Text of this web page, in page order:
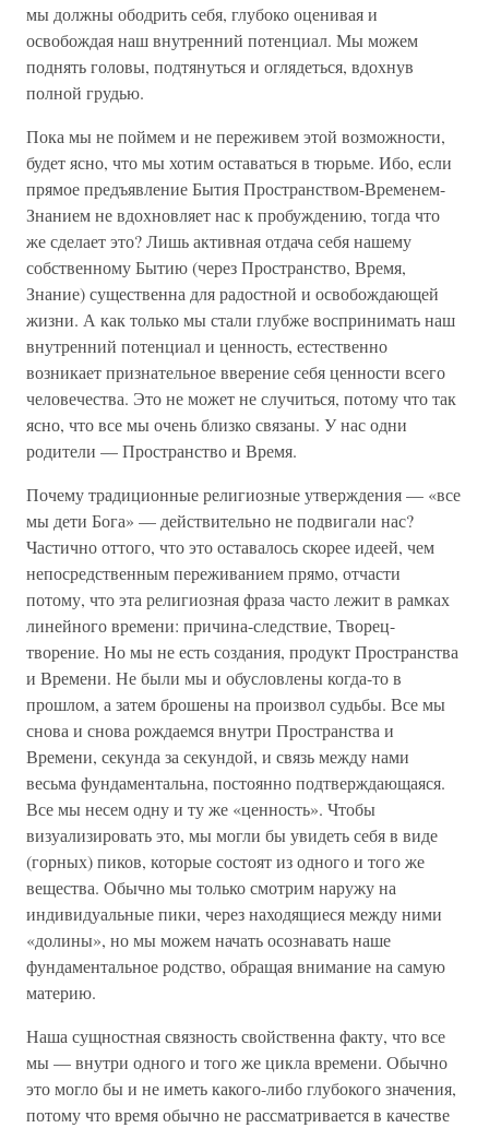
мы должны ободрить себя, глубоко оценивая и
освобождая наш внутренний потенциал. Мы можем
поднять головы, подтянуться и оглядеться, вдохнув
полной грудью.
Пока мы не поймем и не переживем этой возможности,
будет ясно, что мы хотим оставаться в тюрьме. Ибо, если
прямое предъявление Бытия Пространством-Временем-
Знанием не вдохновляет нас к пробуждению, тогда что
же сделает это? Лишь активная отдача себя нашему
собственному Бытию (через Пространство, Время,
Знание) существенна для радостной и освобождающей
жизни. А как только мы стали глубже воспринимать наш
внутренний потенциал и ценность, естественно
возникает признательное вверение себя ценности всего
человечества. Это не может не случиться, потому что так
ясно, что все мы очень близко связаны. У нас одни
родители — Пространство и Время.
Почему традиционные религиозные утверждения — «все
мы дети Бога» — действительно не подвигали нас?
Частично оттого, что это оставалось скорее идеей, чем
непосредственным переживанием прямо, отчасти
потому, что эта религиозная фраза часто лежит в рамках
линейного времени: причина-следствие, Творец-
творение. Но мы не есть создания, продукт Пространства
и Времени. Не были мы и обусловлены когда-то в
прошлом, а затем брошены на произвол судьбы. Все мы
снова и снова рождаемся внутри Пространства и
Времени, секунда за секундой, и связь между нами
весьма фундаментальна, постоянно подтверждающаяся.
Все мы несем одну и ту же «ценность». Чтобы
визуализировать это, мы могли бы увидеть себя в виде
(горных) пиков, которые состоят из одного и того же
вещества. Обычно мы только смотрим наружу на
индивидуальные пики, через находящиеся между ними
«долины», но мы можем начать осознавать наше
фундаментальное родство, обращая внимание на самую
материю.
Наша сущностная связность свойственна факту, что все
мы — внутри одного и того же цикла времени. Обычно
это могло бы и не иметь какого-либо глубокого значения,
потому что время обычно не рассматривается в качестве